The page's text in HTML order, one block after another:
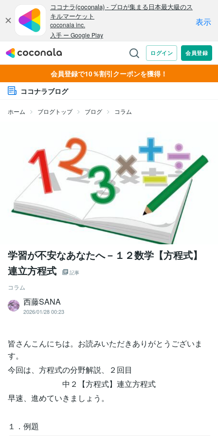
会員登録で10％割引クーポンを獲得！
ココナラブログ
ホーム ブログトップ ブログ コラム
学習が不安なあなたへ－１２数学【方程式】
連立方程式
記事
コラム
西藤SANA
2026/01/28 00:23
皆さんこんにちは。お読みいただきありがとうございま
す。
今回は、方程式の分野解説、２回目
中２【方程式】連立方程式
早速、進めていきましょう。
１．例題